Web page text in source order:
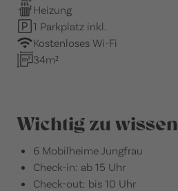
Heizung
1 Parkplatz inkl.
Kostenloses Wi-Fi
34m²
Wichtig zu wissen
6 Mobilheime Jungfrau
Check-in: ab 15 Uhr
Check-out: bis 10 Uhr